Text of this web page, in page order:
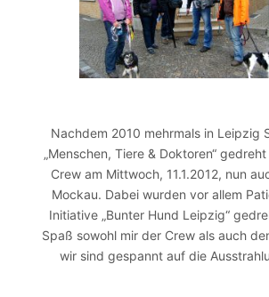
Nachdem 2010 mehrmals in Leipzig
„Menschen, Tiere & Doktoren“
Crew am Mittwoch, 11.1.2012, nun
Mockau. Dabei wurden vor allem
Initiative „Bunter Hund Leipzig“
Spaß sowohl mir der Crew als auch
wir sind gespannt auf die